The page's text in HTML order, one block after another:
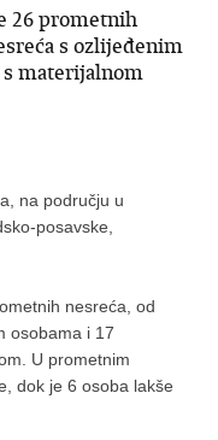
26 prometnih
s ozlijeđenim
s materijalnom
na području u
posavske,
nesreća, od
osobama i 17
U prometnim
dok je 6 osoba lakše